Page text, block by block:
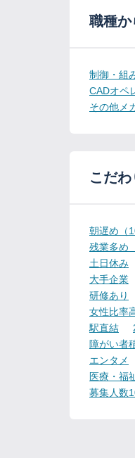
職種か
制御・組
CADオペ
その他メ
こだ
朝遅め（
残業多め
土日休み
大手企業
研修あり
女性比率
駅直結
障がい者
エンタメ
医療・福
募集人数